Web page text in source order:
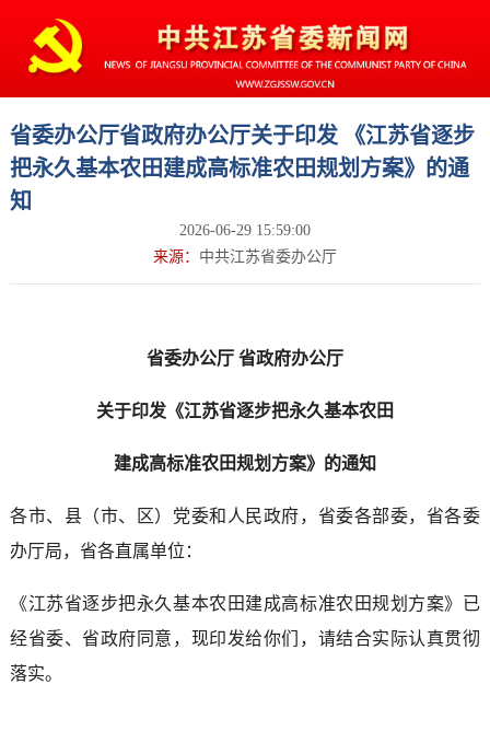
省委办公厅省政府办公厅关于印发 《江苏省逐步
把永久基本农田建成高标准农田规划方案》的通
知
2026-06-29 15:59:00
来源： 中共江苏省委办公厅
省委办公厅 省政府办公厅
关于印发《江苏省逐步把永久基本农田
建成高标准农田规划方案》的通知
各市、县（市、区）党委和人民政府，省委各部委，省各委
办厅局，省各直属单位：
《江苏省逐步把永久基本农田建成高标准农田规划方案》已
经省委、省政府同意，现印发给你们，请结合实际认真贯彻
落实。